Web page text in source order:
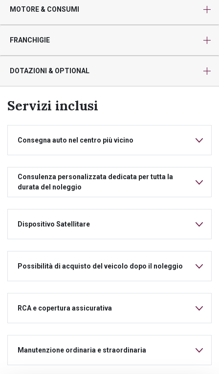
MOTORE & CONSUMI
FRANCHIGIE
DOTAZIONI & OPTIONAL
Servizi inclusi
Consegna auto nel centro più vicino
Consulenza personalizzata dedicata per tutta la
durata del noleggio
Dispositivo Satellitare
Possibilità di acquisto del veicolo dopo il noleggio
RCA e copertura assicurativa
Manutenzione ordinaria e straordinaria